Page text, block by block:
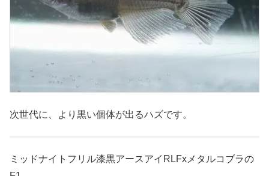
次世代に、より黒い個体が出るハズです。
ミッドナイトフリル漆黒アースアイRLFxメタルコブラの